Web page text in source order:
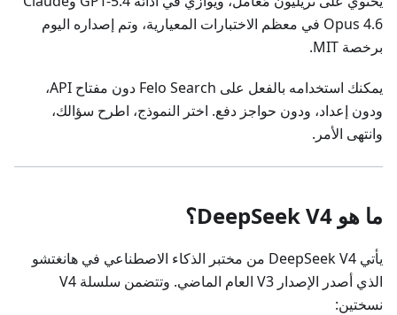
Opus 4.6 في معظم الاختبارات المعيارية، وتم إصداره اليوم
برخصة MIT.
يمكنك استخدامه بالفعل على Felo Search دون مفتاح API،
ودون إعداد، ودون حواجز دفع. اختر النموذج، اطرح سؤالك،
وانتهى الأمر.
ما هو DeepSeek V4؟
يأتي DeepSeek V4 من مختبر الذكاء الاصطناعي في هانغتشو
الذي أصدر الإصدار V3 العام الماضي. وتتضمن سلسلة V4
نسختين: